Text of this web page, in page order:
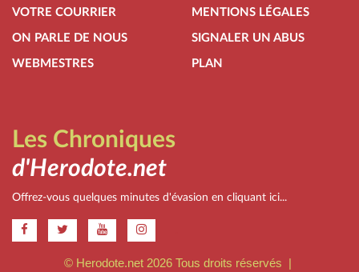
VOTRE COURRIER
ON PARLE DE NOUS
WEBMESTRES
MENTIONS LÉGALES
SIGNALER UN ABUS
PLAN
Les Chroniques
d'Herodote.net
Offrez-vous quelques minutes d'évasion en cliquant ici...
© Herodote.net 2026 Tous droits réservés |